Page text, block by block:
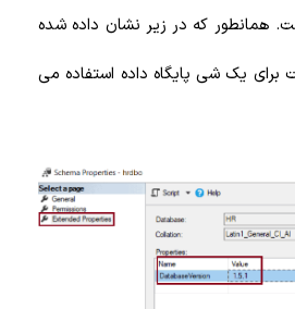
همانطور که در زیر نشان داده شده
برای یک شی پایگاه داده استفاده می